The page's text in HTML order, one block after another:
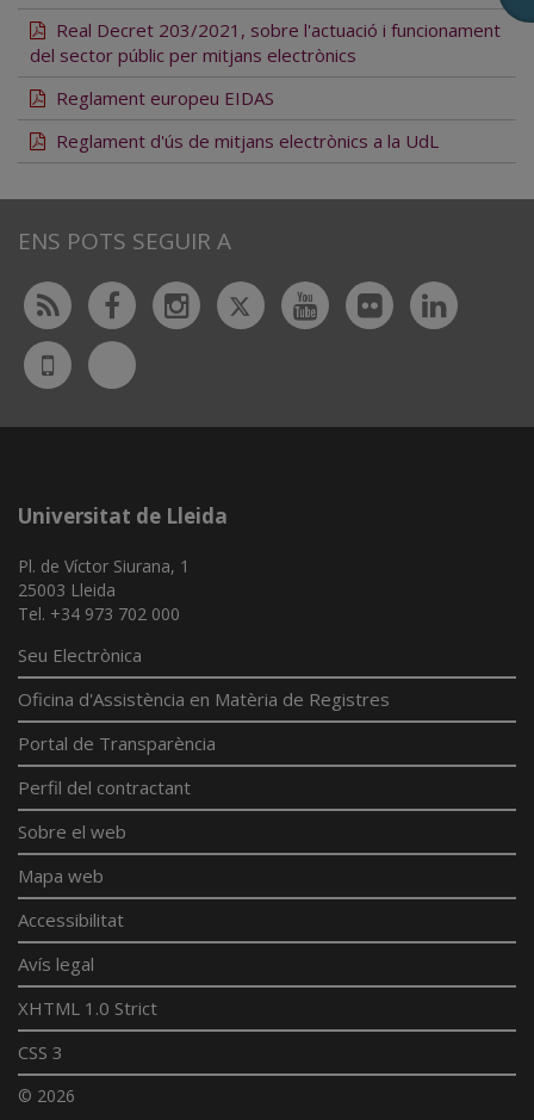
Real Decret 203/2021, sobre l'actuació i funcionament
del sector públic per mitjans electrònics
Reglament europeu EIDAS
Reglament d'ús de mitjans electrònics a la UdL
ENS POTS SEGUIR A
Rss FacebookInstagram
TwitterYoutubeFlickr
UdL
App
Bluesky
Universitat de Lleida
Pl. de Víctor Siurana, 1
25003 Lleida
Tel. +34 973 702 000
Seu Electrònica
Oficina d'Assistència en Matèria de Registres
Portal de Transparència
Perfil del contractant
Sobre el web
Mapa web
Accessibilitat
Avís legal
XHTML 1.0 Strict
CSS 3
© 2026